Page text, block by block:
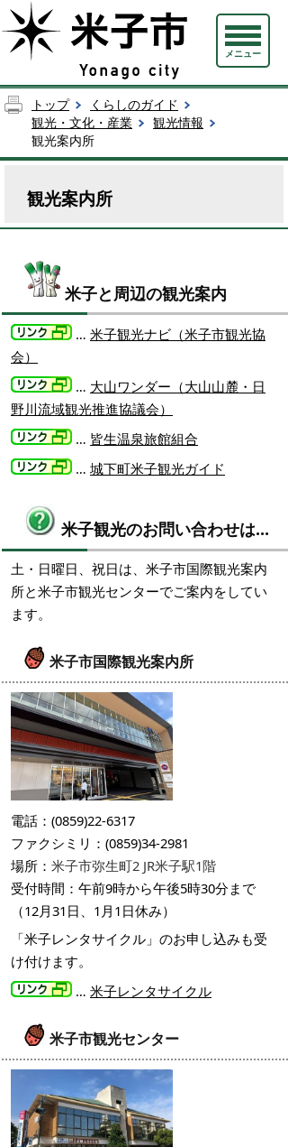
メニュー
トップ
くらしのガイド
観光・文化・産業
観光情報
観光案内所
観光案内所
米子と周辺の観光案内
… 米子観光ナビ（米子市観光協
会）
… 大山ワンダー（大山山麓・日
野川流域観光推進協議会）
… 皆生温泉旅館組合
… 城下町米子観光ガイド
米子観光のお問い合わせは…
土・日曜日、祝日は、米子市国際観光案内
所と米子市観光センターでご案内をしてい
ます。
米子市国際観光案内所
電話：(0859)22-6317
ファクシミリ：(0859)34-2981
場所： 米子市弥生町2 JR米子駅1階
受付時間：午前9時から午後5時30分まで
（12月31日、1月1日休み）
「米子レンタサイクル」のお申し込みも受
け付けます。
… 米子レンタサイクル
米子市観光センター